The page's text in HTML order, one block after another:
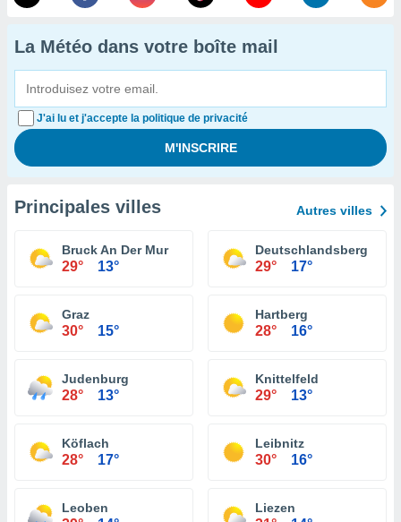
La Météo dans votre boîte mail
J'ai lu et j'accepte la politique de privacité
Principales villes Autres villes
Bruck An Der Mur
29° 13°
Deutschlandsberg
29° 17°
Graz
30° 15°
Hartberg
28° 16°
Judenburg
28° 13°
Knittelfeld
29° 13°
Köflach
28° 17°
Leibnitz
30° 16°
Leoben Liezen